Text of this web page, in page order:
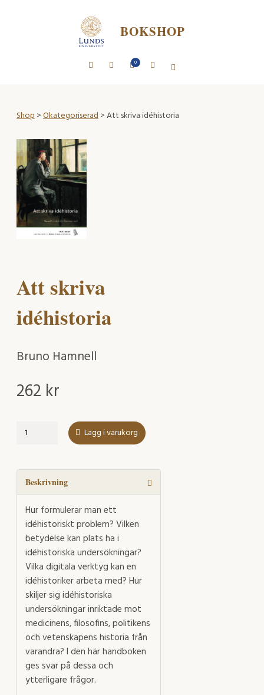
BOKSHOP
0
Shop>Okategoriserad> Att skriva idéhistoria
Att skriva
idéhistoria
Bruno Hamnell
262 kr
Att
mängd
Lägg i varukorg
Beskrivning
Hur formulerar man ett
idéhistoriskt problem? Vilken
betydelse kan plats ha i
idéhistoriska undersökningar?
Vilka digitala verktyg kan en
idéhistoriker arbeta med? Hur
skiljer sig idéhistoriska
undersökningar inriktade mot
medicinens, filosofins, politikens
och vetenskapens historia från
varandra? I den här handboken
ges svar på dessa och
ytterligare frågor.